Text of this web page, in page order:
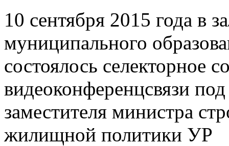
10 сентября 2015 года в
муниципального
состоялось селекторное
видеоконференцсвязи
заместителя министра
жилищной политики УР